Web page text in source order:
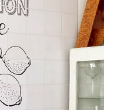
tegels